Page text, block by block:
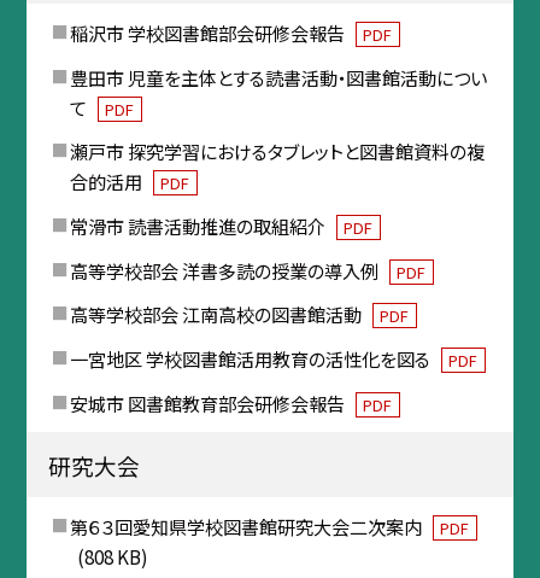
稲沢市 学校図書館部会研修会報告 PDF
豊田市 児童を主体とする読書活動・図書館活動につい
て
PDF
瀬戸市 探究学習におけるタブレットと図書館資料の複
合的活用
PDF
常滑市 読書活動推進の取組紹介 PDF
高等学校部会 洋書多読の授業の導入例 PDF
高等学校部会 江南高校の図書館活動 PDF
一宮地区 学校図書館活用教育の活性化を図る PDF
安城市 図書館教育部会研修会報告 PDF
研究大会
第６３回愛知県学校図書館研究大会二次案内 PDF
(808 KB)